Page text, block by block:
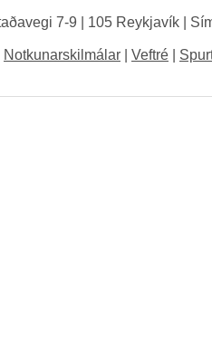
7-9 | 105 Reykjavík |
Notkunarskilmálar Veftré